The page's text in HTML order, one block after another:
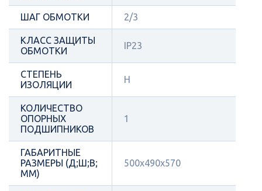
ШАГ ОБМОТКИ 2/3
КЛАСС ЗАЩИТЫ
ОБМОТКИ
IP23
СТЕПЕНЬ
ИЗОЛЯЦИИ
Н
КОЛИЧЕСТВО
ОПОРНЫХ
ПОДШИПНИКОВ
1
ГАБАРИТНЫЕ
РАЗМЕРЫ (Д;Ш;В;
ММ)
500х490х570